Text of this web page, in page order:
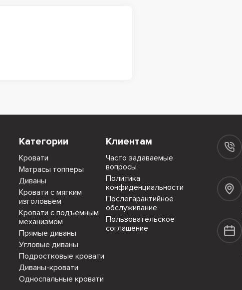
Категории
Кровати
Матрасы топперы
Диваны
Кровати с мягким
изголовьем
Кровати с подъемным
механизмом
Прямые диваны
Угловые диваны
Подростковые кровати
Диваны-кровати
Односпальные кровати
Клиентам
Часто задаваемые
вопросы
Политика
конфиденциальности
Послегарантийное
обслуживание
Пользовательское
соглашение